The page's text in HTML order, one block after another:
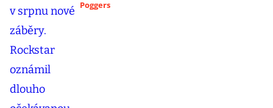
Poggers